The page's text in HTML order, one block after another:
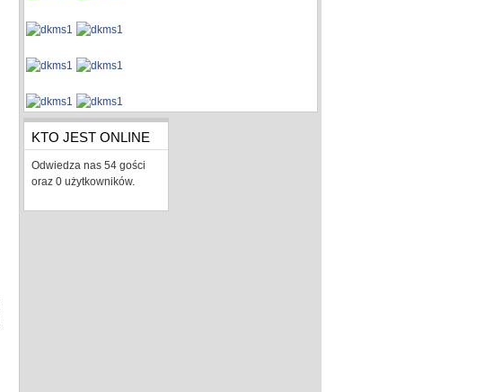
KTO JEST ONLINE
Odwiedza nas 54 gości
oraz 0 użytkowników.